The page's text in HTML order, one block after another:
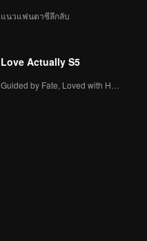
แนวแฟนตาซีลึกลับ
Love Actually S5